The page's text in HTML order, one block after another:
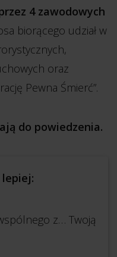
4 zawodowych
biorącego udział w
oraz
Pewna Śmierć”.
do powiedzenia.
lepiej:
z… Twoją